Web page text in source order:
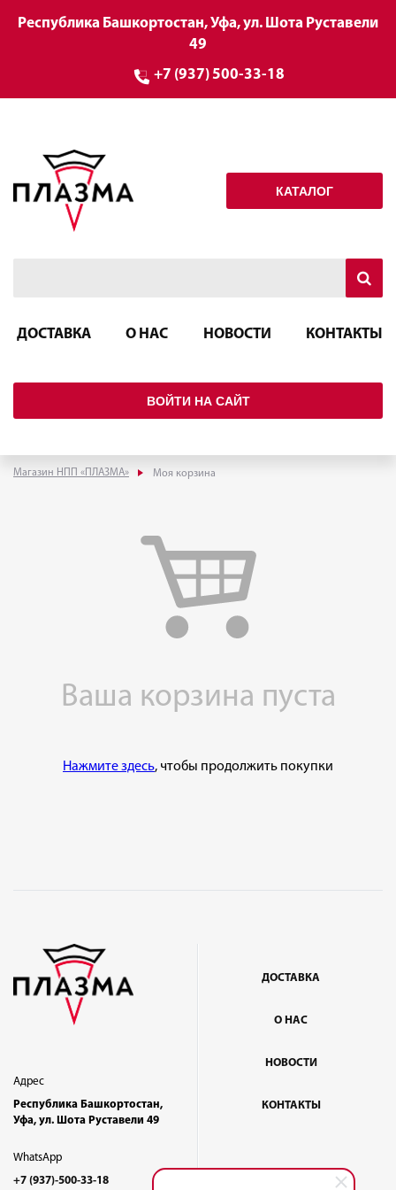
Республика Башкортостан, Уфа, ул. Шота Руставели
49
+7 (937) 500-33-18
КАТАЛОГ
ДОСТАВКА О НАС НОВОСТИ КОНТАКТЫ
ВОЙТИ НА САЙТ
Магазин НПП «ПЛАЗМА» Моя корзина
Ваша корзина пуста
Нажмите здесь, чтобы продолжить покупки
Адрес
Республика Башкортостан,
Уфа, ул. Шота Руставели 49
WhatsApp
+7 (937)-500-33-18
ДОСТАВКА
О НАС
НОВОСТИ
КОНТАКТЫ